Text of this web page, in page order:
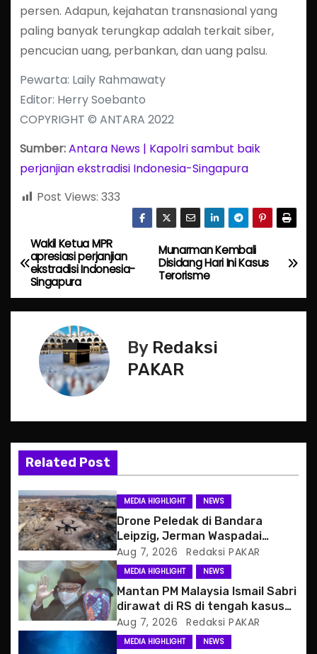
persen. Adapun, kejahatan transnasional yang
paling banyak terungkap adalah terkait siber,
pencucian uang, perbankan, dan uang palsu.
Pewarta: Laily Rahmawaty
Editor: Herry Soebanto
COPYRIGHT © ANTARA 2022
Sumber:Antara News | Kapolri sambut baik
perjanjian ekstradisi Indonesia-Singapura
Post Views: 333
P
o
s
v
g
a
t
i
o
n
Munarman Kembali
Disidang Hari Ini Kasus
Terorisme
Wakil Ketua MPR
apresiasi perjanjian
ekstradisi Indonesia-
Singapura
By Redaksi
PAKAR
Related Post
MEDIA HIGHLIGHT NEWS
Drone Peledak di Bandara
Leipzig, Jerman Waspadai
Serangan Hibrida Rusia
Aug 7, 2026 Redaksi PAKAR
MEDIA HIGHLIGHT NEWS
Mantan PM Malaysia Ismail Sabri
dirawat di RS di tengah kasus
hukum
Aug 7, 2026 Redaksi PAKAR
MEDIA HIGHLIGHT NEWS